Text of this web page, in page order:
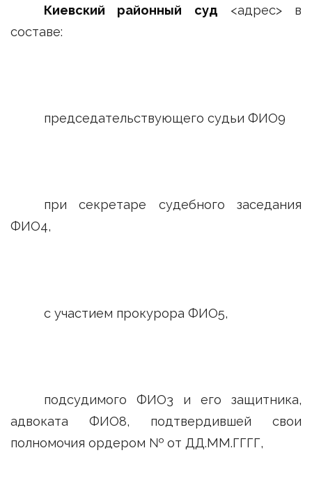
Киевский районный суд <адрес> в
составе:
председательствующего судьи ФИО9
при секретаре судебного заседания
ФИО4,
с участием прокурора ФИО5,
подсудимого ФИО3 и его защитника,
адвоката ФИО8, подтвердившей свои
полномочия ордером № от ДД.ММ.ГГГГ,